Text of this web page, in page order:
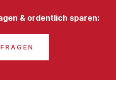
& ordentlich sparen: